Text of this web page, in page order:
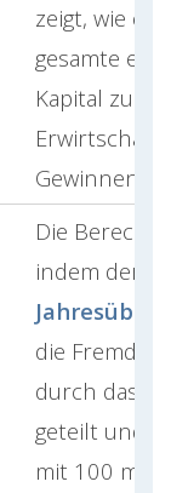
zeigt, wie
gesamte
Kapital zur
Gewinnen
Die
indem der
die
durch das
geteilt und
mit 100